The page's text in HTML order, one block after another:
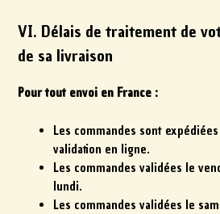
VI. Délais de traitement de
de sa livraison
Pour tout envoi en France :
Les commandes sont
validation en ligne.
Les commandes validées le
lundi.
Les commandes validées le